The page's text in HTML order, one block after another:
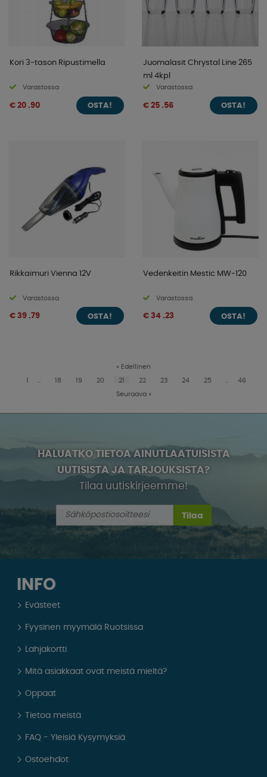
Kori 3-tason Ripustimella
Varastossa
€ 20 .90 OSTA!
Juomalasit Chrystal Line 265
ml 4kpl
Varastossa
€ 25 .56 OSTA!
Rikkaimuri Vienna 12V
Varastossa
€ 39 .79 OSTA!
Vedenkeitin Mestic MW-120
Varastossa
€ 34 .23 OSTA!
« Edellinen
1 18 19 20 21 22 23 24 25 46
Seuraava »
HALUATKO TIETOA AINUTLAATUISISTA
UUTISISTA JA TARJOUKSISTA?
Tilaa uutiskirjeemme!
Tilaa
INFO
Evästeet
Fyysinen myymälä Ruotsissa
Lahjakortti
Mitä asiakkaat ovat meistä mieltä?
Oppaat
Tietoa meistä
FAQ - Yleisiä Kysymyksiä
Ostoehdot